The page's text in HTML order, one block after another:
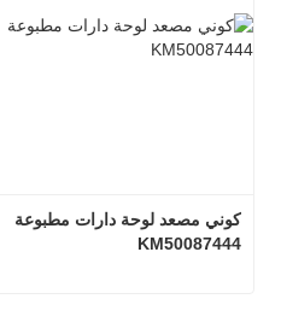
KM50087444